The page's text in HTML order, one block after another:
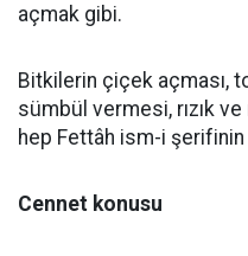
açmak gibi.
Bitkilerin çiçek açması,
sümbül vermesi, rızık ve
hep Fettâh ism-i
Cennet konusu